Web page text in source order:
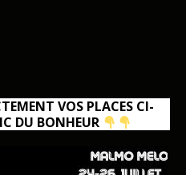
VOS PLACES CI-
DU BONHEUR